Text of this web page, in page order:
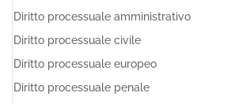
Diritto processuale amministrativo
Diritto processuale civile
Diritto processuale europeo
Diritto processuale penale